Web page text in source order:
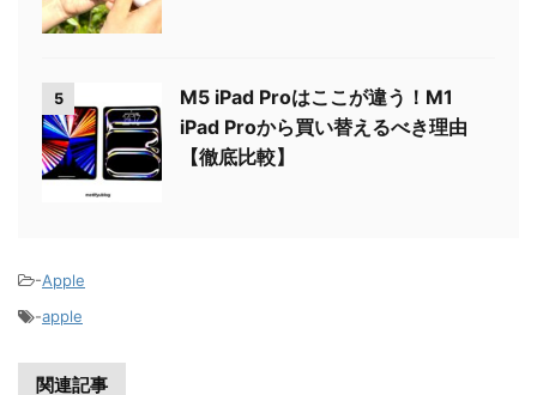
5
M5 iPad Proはここが違う！M1
iPad Proから買い替えるべき理由
【徹底比較】
-Apple
-apple
関連記事